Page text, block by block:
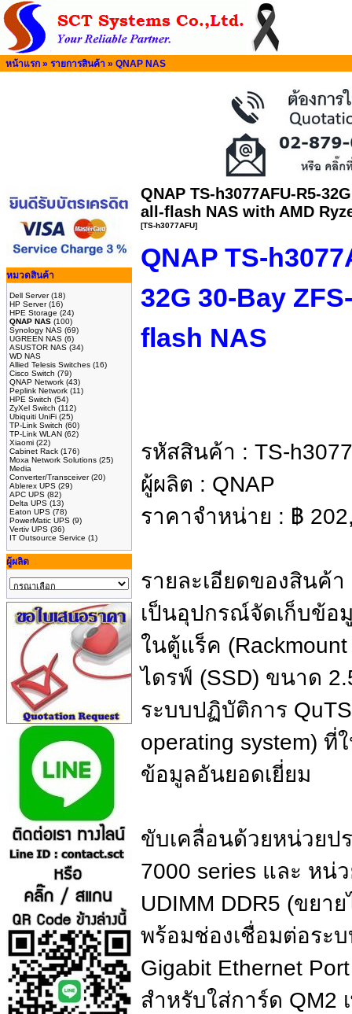
หน้าแรก » รายการสินค้า » QNAP NAS
หมวดสินค้า
Dell Server(18)
HP Server(16)
HPE Storage (24)
QNAP NAS (100)
Synology NAS (69)
UGREEN NAS (6)
ASUSTOR NAS (34)
WD NAS
Allied Telesis Switches (16)
Cisco Switch (79)
QNAP Network (43)
Peplink Network (11)
HPE Switch (54)
ZyXel Switch (112)
Ubiquiti UniFi (25)
TP-Link Switch (60)
TP-Link WLAN (62)
Xiaomi (22)
Cabinet Rack (176)
Moxa Network Solutions (25)
Media
Converter/Transceiver(20)
Ablerex UPS (29)
APC UPS (82)
Delta UPS (13)
Eaton UPS (78)
PowerMatic UPS (9)
Vertiv UPS (36)
IT Outsource Service (1)
ผู้ผลิต
QNAP TS-h3077AFU-R5-
all-flash NAS with AMD
[TS-h3077AFU]
QNAP TS-
32G 30-Bay
flash NAS
รหัสสินค้า : TS-
ผู้ผลิต : QNAP
ราคาจำหน่าย : ฿
รายละเอียดของสินค้
เป็นอุปกรณ์จัดเก็บข้อ
ในตู้แร็ค
ไดรฟ์ (SSD) ขนาด
ระบบปฏิบัติการ
operating system) ที่
ข้อมูลอันยอดเยี่ยม
ขับเคลื่อนด้วยหน่วยป
7000 series และ หน่
UDIMM DDR5 (ขยา
พร้อมช่องเชื่อมต่อระ
Gigabit Ethernet
สำหรับใส่การ์ด QM2